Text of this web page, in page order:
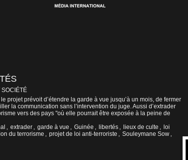
SOCIÉTÉ
projet prévoit d’étendre la garde à vue jusqu’à un mois, de fermer
la communication sans l’intervention du juge. Aussi d’extrader
vers des pays "où elle pourrait être exposée à la peine de
, extrader , garde à vue , Guinée , libertés , lieux de culte , loi
du terrorisme , projet de loi anti-terroriste , Souleymane Sow ,